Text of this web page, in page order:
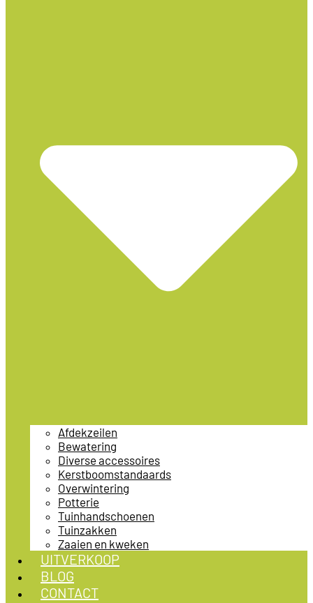
Afdekzeilen
Bewatering
Diverse accessoires
Kerstboomstandaards
Overwintering
Potterie
Tuinhandschoenen
Tuinzakken
Zaaien en kweken
UITVERKOOP
BLOG
CONTACT